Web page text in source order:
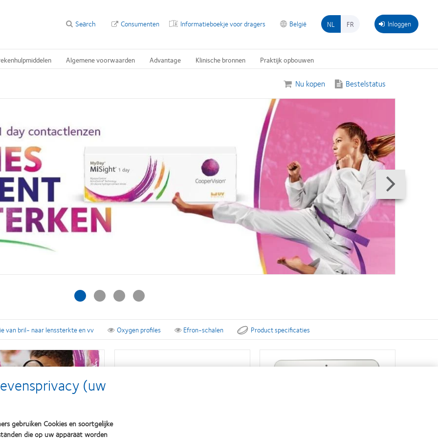
Inloggen
NL FR
België
Informatieboekje voor dragers
Consumenten
Search
Algemene voorwaarden Advantage Klinische bronnen Praktijk opbouwen
Bestelstatus
Nu kopen
Next
van bril- naar lenssterkte en vv Oxygen profiles Efron-schalen Product specificaties
(uw
gebruiken Cookies en soortgelijke
die op uw apparaat worden